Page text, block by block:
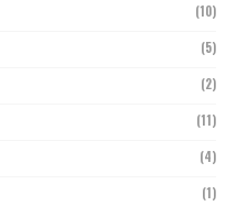
(10)
(5)
(2)
(11)
(4)
(1)